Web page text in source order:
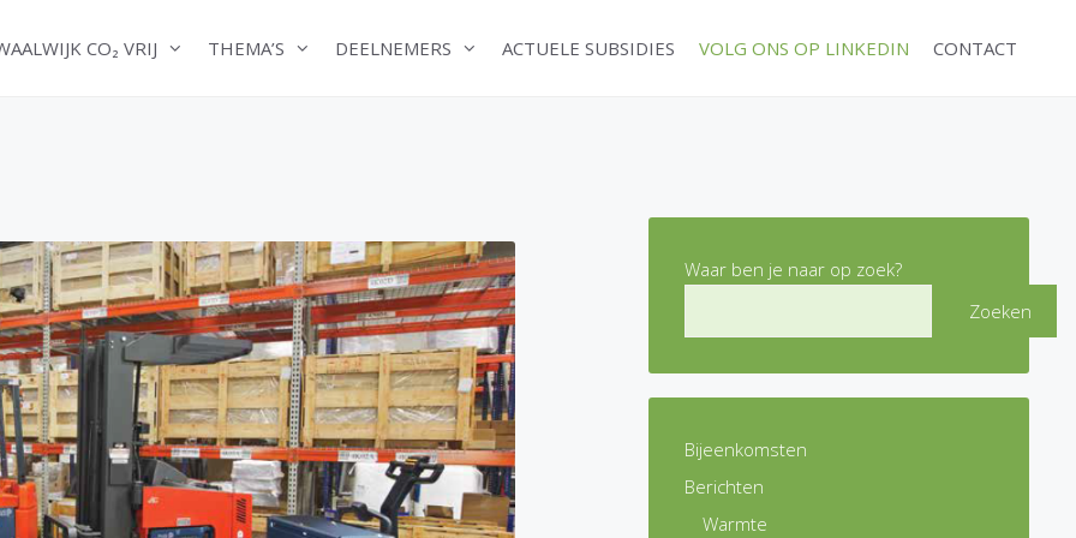
CO₂ VRIJ THEMA’S DEELNEMERS ACTUELE SUBSIDIES VOLG ONS OP LINKEDIN CONTACT
Waar ben je naar op zoek?
Zoeken
Bijeenkomsten
Berichten
Warmte